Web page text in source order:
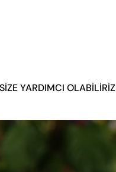
YARDIMCI OLABİLİRİZ